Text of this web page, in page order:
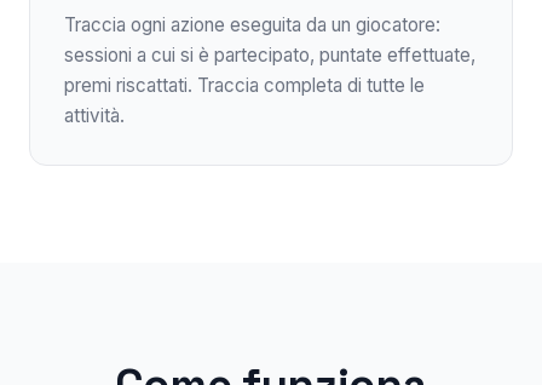
Traccia ogni azione eseguita da un giocatore:
sessioni a cui si è partecipato, puntate effettuate,
premi riscattati. Traccia completa di tutte le
attività.